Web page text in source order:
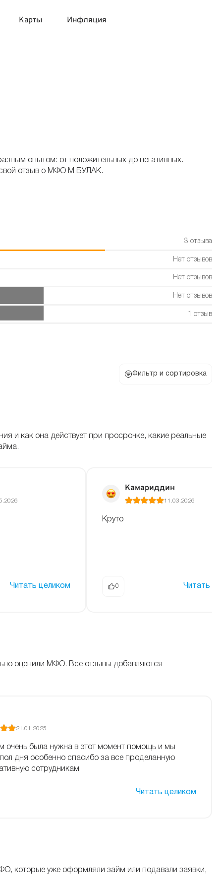
Карты Инфляция
опытом: от положительных до негативных.
свой отзыв о МФО М БУЛАК.
3 отзыва
Нет отзывов
Нет отзывов
Нет отзывов
1 отзыв
Фильтр и сортировка
и как она действует при просрочке, какие реальные
Читать целиком
Камариддин
11.03.2026
Круто
0 Читать
оценили МФО. Все отзывы добавляются
21.01.2025
очень была нужна в этот момент помощь и мы
пол дня особенно спасибо за все проделанную
сотрудникам
Читать целиком
которые уже оформляли займ или подавали заявки,